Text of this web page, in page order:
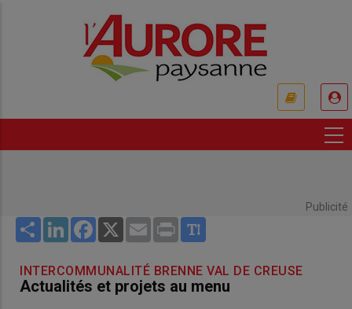
Publicité
Share LinkedInFacebook
X Email Print
INTERCOMMUNALITÉ BRENNE VAL DE CREUSE
Actualités et projets au menu